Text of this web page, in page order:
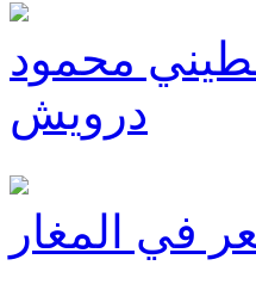
محمود
درويش
في المغار